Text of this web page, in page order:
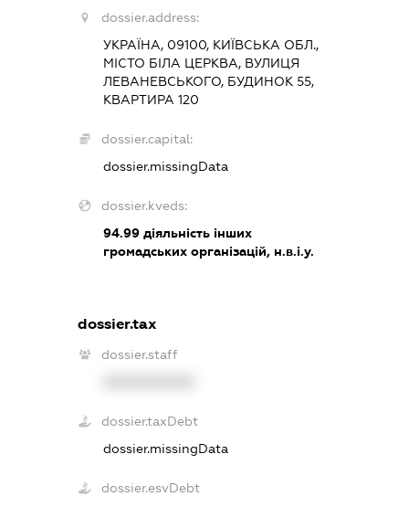
dossier.address:
УКРАЇНА, 09100, КИЇВСЬКА ОБЛ.,
МІСТО БІЛА ЦЕРКВА, ВУЛИЦЯ
ЛЕВАНЕВСЬКОГО, БУДИНОК 55,
КВАРТИРА 120
dossier.capital:
dossier.missingData
dossier.kveds:
94.99 діяльність інших
громадських організацій, н.в.і.у.
dossier.tax
dossier.staff
dossier.taxDebt
dossier.missingData
dossier.esvDebt